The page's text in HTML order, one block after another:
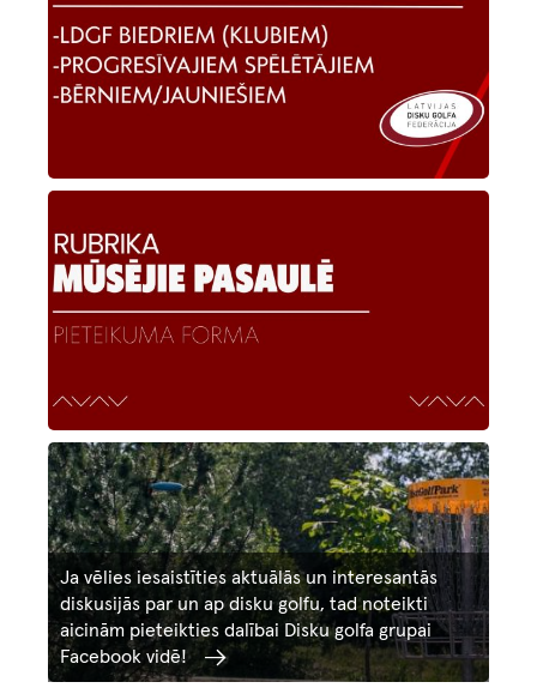
Ja vēlies iesaistīties aktuālās un interesantās
diskusijās par un ap disku golfu, tad noteikti
aicinām pieteikties dalībai Disku golfa grupai
Facebook vidē!
Image